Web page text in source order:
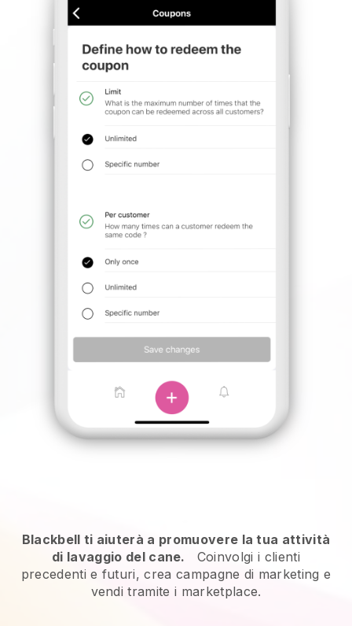
Blackbell ti aiuterà a promuovere la tua attività
di lavaggio del cane.
Coinvolgi i clienti
precedenti e futuri, crea campagne di marketing e
vendi tramite i marketplace.